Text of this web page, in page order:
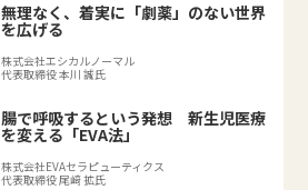
無理なく、着実に「劇薬」のない世界
を広げる
株式会社エシカルノーマル
代表取締役 本川 誠氏
腸で呼吸するという発想 新生児医療
を変える「EVA法」
株式会社EVAセラピューティクス
代表取締役 尾﨑 拡氏